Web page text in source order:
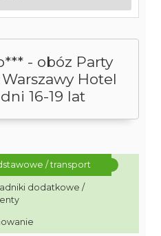
- obóz Party
Hotel
16-19 lat
/ transport
dodatkowe /